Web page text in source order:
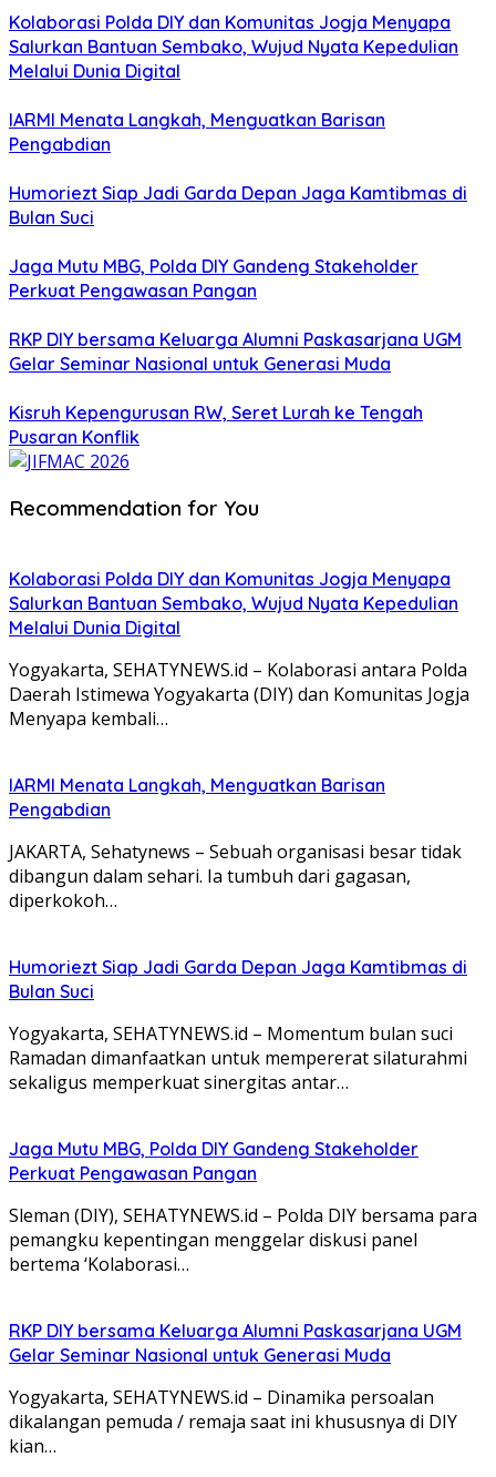
Kolaborasi Polda DIY dan Komunitas Jogja Menyapa
Salurkan Bantuan Sembako, Wujud Nyata Kepedulian
Melalui Dunia Digital
IARMI Menata Langkah, Menguatkan Barisan
Pengabdian
Humoriezt Siap Jadi Garda Depan Jaga Kamtibmas di
Bulan Suci
Jaga Mutu MBG, Polda DIY Gandeng Stakeholder
Perkuat Pengawasan Pangan
RKP DIY bersama Keluarga Alumni Paskasarjana UGM
Gelar Seminar Nasional untuk Generasi Muda
Kisruh Kepengurusan RW, Seret Lurah ke Tengah
Pusaran Konflik
Recommendation for You
Kolaborasi Polda DIY dan Komunitas Jogja Menyapa
Salurkan Bantuan Sembako, Wujud Nyata Kepedulian
Melalui Dunia Digital
Yogyakarta, SEHATYNEWS.id – Kolaborasi antara Polda
Daerah Istimewa Yogyakarta (DIY) dan Komunitas Jogja
Menyapa kembali…
IARMI Menata Langkah, Menguatkan Barisan
Pengabdian
JAKARTA, Sehatynews – Sebuah organisasi besar tidak
dibangun dalam sehari. Ia tumbuh dari gagasan,
diperkokoh…
Humoriezt Siap Jadi Garda Depan Jaga Kamtibmas di
Bulan Suci
Yogyakarta, SEHATYNEWS.id – Momentum bulan suci
Ramadan dimanfaatkan untuk mempererat silaturahmi
sekaligus memperkuat sinergitas antar…
Jaga Mutu MBG, Polda DIY Gandeng Stakeholder
Perkuat Pengawasan Pangan
Sleman (DIY), SEHATYNEWS.id – Polda DIY bersama para
pemangku kepentingan menggelar diskusi panel
bertema ‘Kolaborasi…
RKP DIY bersama Keluarga Alumni Paskasarjana UGM
Gelar Seminar Nasional untuk Generasi Muda
Yogyakarta, SEHATYNEWS.id – Dinamika persoalan
dikalangan pemuda / remaja saat ini khususnya di DIY
kian…